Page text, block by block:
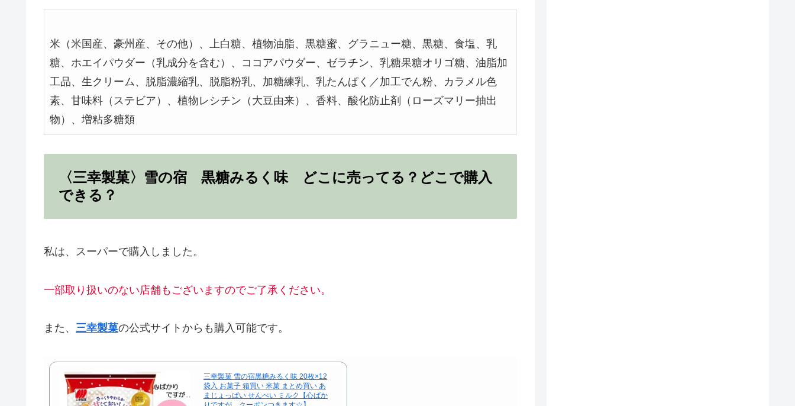
米（米国産、豪州産、その他）、上白糖、植物油脂、黒糖蜜、グラニュー糖、黒糖、食塩、乳
糖、ホエイパウダー（乳成分を含む）、ココアパウダー、ゼラチン、乳糖果糖オリゴ糖、油脂加
工品、生クリーム、脱脂濃縮乳、脱脂粉乳、加糖練乳、乳たんぱく／加工でん粉、カラメル色
素、甘味料（ステビア）、植物レシチン（大豆由来）、香料、酸化防止剤（ローズマリー抽出
物）、増粘多糖類
〈三幸製菓〉雪の宿 黒糖みるく味 どこに売ってる？どこで購入
できる？
私は、スーパーで購入しました。
一部取り扱いのない店舗もございますのでご了承ください。
また、 三幸製菓の公式サイトからも購入可能です。
三幸製菓 雪の宿黒糖みるく味 20枚×12
袋入 お菓子 箱買い 米菓 まとめ買い あ
まじょっぱい せんべい ミルク【心ばか